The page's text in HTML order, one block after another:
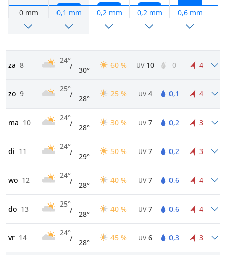
0 mm 0,1 mm 0,2 mm 0,2 mm 0,6 mm
za 8
24°
/ 30°
60 % UV 10 0 4
zo 9
25°
/ 28°
25 % UV 4 0,1 4
ma 10
24°
/ 28°
30 % UV 7 0,2 3
di 11
24°
/ 29°
50 % UV 7 0,2 3
wo 12
24°
/ 28°
40 % UV 7 0,6 4
do 13
25°
/ 28°
40 % UV 7 0,6 4
vr 14
24°
/ 28°
45 % UV 6 0,3 3